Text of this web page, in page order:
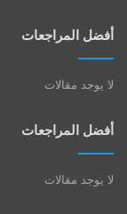
أفضل المراجعات
لا يوجد مقالات
أفضل المراجعات
لا يوجد مقالات